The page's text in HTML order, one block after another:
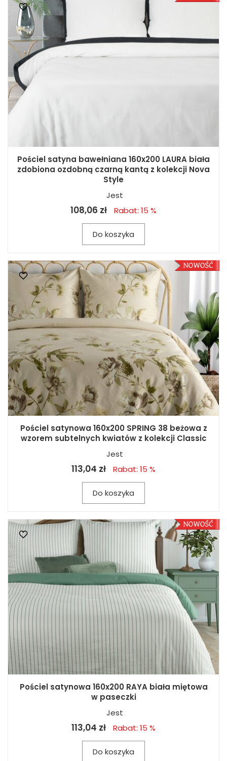
Pościel satyna bawełniana 160x200 LAURA biała
zdobiona ozdobną czarną kantą z kolekcji Nova
Style
Jest
108,06 zł Rabat: 15 %
Do koszyka
Pościel satynowa 160x200 SPRING 38 beżowa z
wzorem subtelnych kwiatów z kolekcji Classic
Jest
113,04 zł Rabat: 15 %
Do koszyka
Pościel satynowa 160x200 RAYA biała miętowa
w paseczki
Jest
113,04 zł Rabat: 15 %
Do koszyka